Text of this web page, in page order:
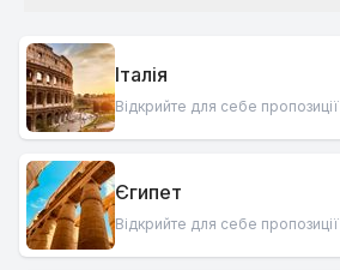
Iталія
Відкрийте для себе пропозиції
Єгипет
Відкрийте для себе пропозиції